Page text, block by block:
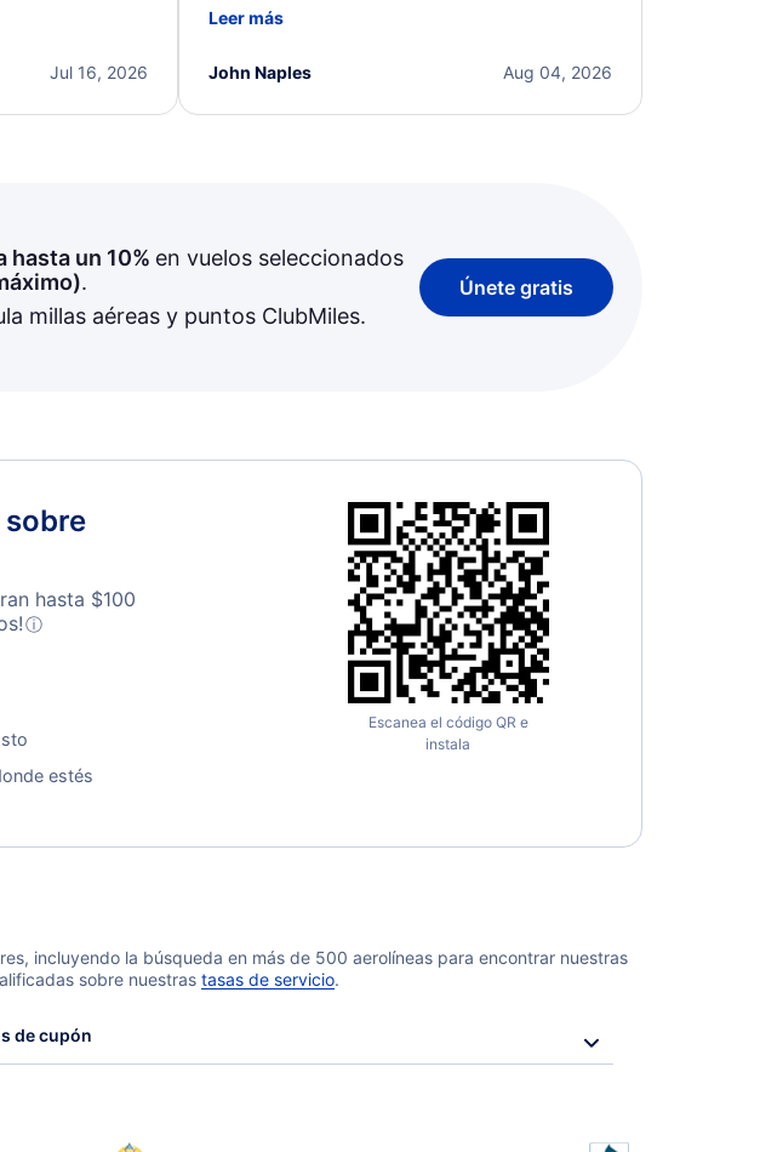
flight
and
Jul 16, 2026
beyond to resolve the issue. I'm grateful for the
Leer más
Aug 04, 2026
John Naples
hasta un 10% en vuelos seleccionados
.
millas aéreas y puntos ClubMiles.
Únete gratis
sobre
hasta $100
ⓘ
estés
Escanea el código QR e
instala
incluyendo la búsqueda en más de 500 aerolíneas para encontrar nuestras
sobre nuestras tasas de servicio.
de cupón